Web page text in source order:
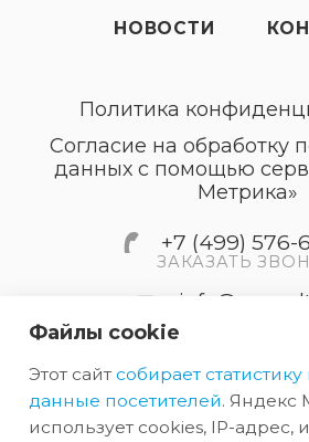
НОВОСТИ
Политика
Согласие на обработку
данных с помощью
Метрика»
+7 (499) 576-
ЗАКАЗАТЬ
шоссе, дом 41А,
пом.22
Файлы cookie
Этот сайт собирает
данные посетителей. Яндекс
использует cookies, IP-